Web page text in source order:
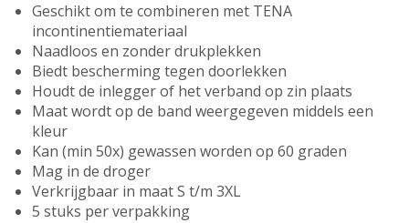
Geschikt om te combineren met TENA
incontinentiemateriaal
Naadloos en zonder drukplekken
Biedt bescherming tegen doorlekken
Houdt de inlegger of het verband op zin plaats
Maat wordt op de band weergegeven middels een
kleur
Kan (min 50x) gewassen worden op 60 graden
Mag in de droger
Verkrijgbaar in maat S t/m 3XL
5 stuks per verpakking